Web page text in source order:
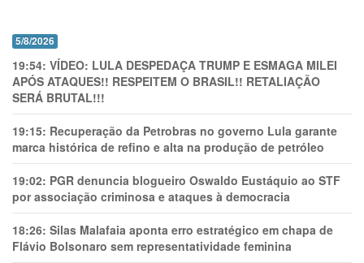
5/8/2026
19:54: VÍDEO: LULA DESPEDAÇA TRUMP E ESMAGA MILEI
APÓS ATAQUES!! RESPEITEM O BRASIL!! RETALIAÇÃO
SERÁ BRUTAL!!!
19:15: Recuperação da Petrobras no governo Lula garante
marca histórica de refino e alta na produção de petróleo
19:02: PGR denuncia blogueiro Oswaldo Eustáquio ao STF
por associação criminosa e ataques à democracia
18:26: Silas Malafaia aponta erro estratégico em chapa de
Flávio Bolsonaro sem representatividade feminina